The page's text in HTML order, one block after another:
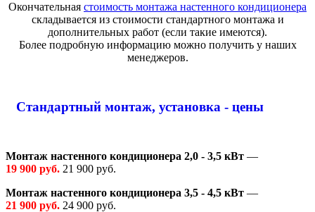
Окончательная стоимость монтажа настенного кондиционера
складывается из стоимости стандартного монтажа и
дополнительных работ (если такие имеются).
Более подробную информацию можно получить у наших
менеджеров.
Стандартный монтаж, установка - цены
Монтаж настенного кондиционера 2,0 - 3,5 кВт —
19 900 руб. 21 900 руб.
Монтаж настенного кондиционера 3,5 - 4,5 кВт —
21 900 руб. 24 900 руб.